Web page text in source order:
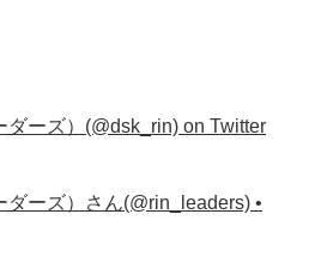
ダーズ）(@dsk_rin) on Twitter
ーズ）さん(@rin_leaders) •